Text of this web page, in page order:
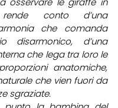
conto d’una
che comanda
disarmonico, d’una
che lega tra loro le
anatomiche,
che vien fuori da
sgraziate.